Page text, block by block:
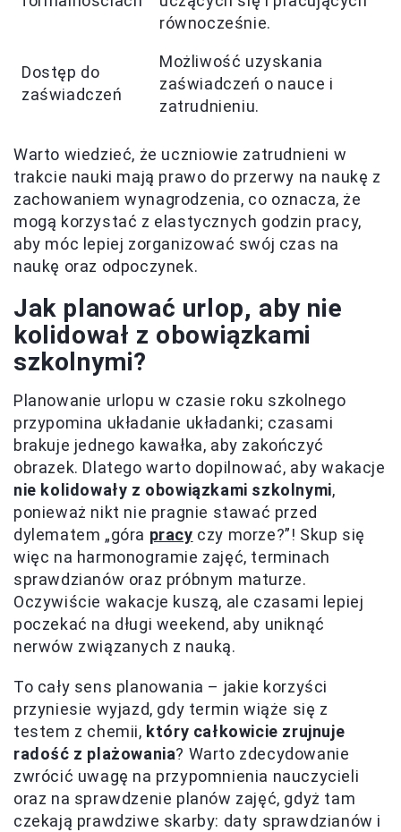
równocześnie.
Dostęp do
zaświadczeń
Możliwość uzyskania
zaświadczeń o nauce i
zatrudnieniu.
Warto wiedzieć, że uczniowie zatrudnieni w
trakcie nauki mają prawo do przerwy na naukę z
zachowaniem wynagrodzenia, co oznacza, że
mogą korzystać z elastycznych godzin pracy,
aby móc lepiej zorganizować swój czas na
naukę oraz odpoczynek.
Jak planować urlop, aby nie
kolidował z obowiązkami
szkolnymi?
Planowanie urlopu w czasie roku szkolnego
przypomina układanie układanki; czasami
brakuje jednego kawałka, aby zakończyć
obrazek. Dlatego warto dopilnować, aby wakacje
nie kolidowały z obowiązkami szkolnymi,
ponieważ nikt nie pragnie stawać przed
dylematem „góra pracy czy morze?”! Skup się
więc na harmonogramie zajęć, terminach
sprawdzianów oraz próbnym maturze.
Oczywiście wakacje kuszą, ale czasami lepiej
poczekać na długi weekend, aby uniknąć
nerwów związanych z nauką.
To cały sens planowania – jakie korzyści
przyniesie wyjazd, gdy termin wiąże się z
testem z chemii, który całkowicie zrujnuje
radość z plażowania? Warto zdecydowanie
zwrócić uwagę na przypomnienia nauczycieli
oraz na sprawdzenie planów zajęć, gdyż tam
czekają prawdziwe skarby: daty sprawdzianów i